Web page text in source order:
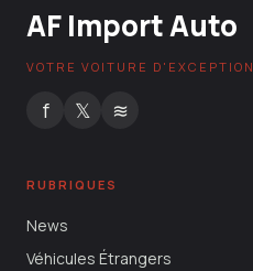
AF Import Auto
VOTRE VOITURE D'EXCEPTION
f 𝕏 ≋
RUBRIQUES
News
Véhicules Étrangers